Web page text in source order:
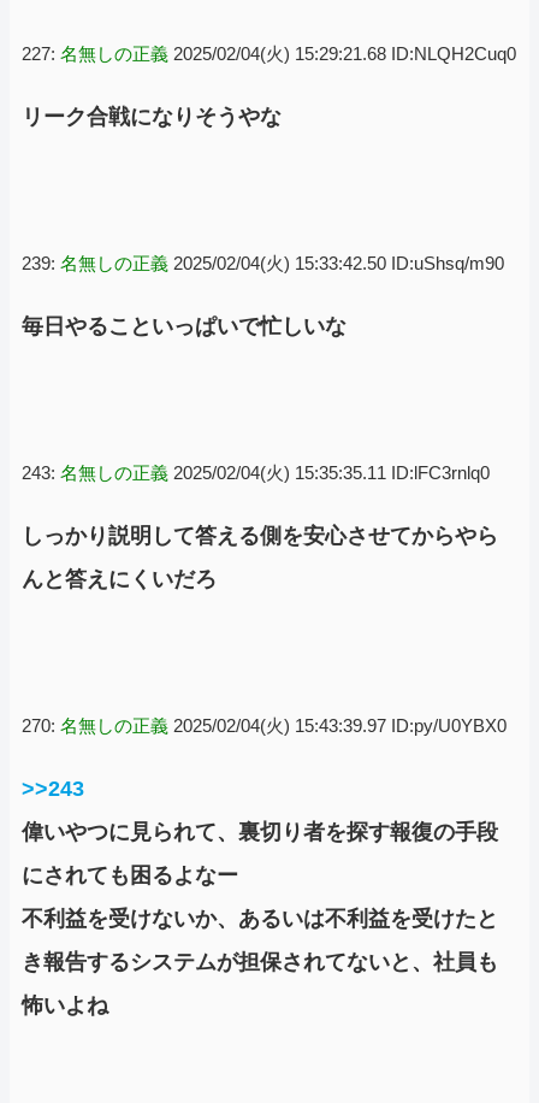
227: 名無しの正義 2025/02/04(火) 15:29:21.68 ID:NLQH2Cuq0
リーク合戦になりそうやな
239: 名無しの正義 2025/02/04(火) 15:33:42.50 ID:uShsq/m90
毎日やることいっぱいで忙しいな
243: 名無しの正義 2025/02/04(火) 15:35:35.11 ID:lFC3rnlq0
しっかり説明して答える側を安心させてからやら
んと答えにくいだろ
270: 名無しの正義 2025/02/04(火) 15:43:39.97 ID:py/U0YBX0
>>243
偉いやつに見られて、裏切り者を探す報復の手段
にされても困るよなー
不利益を受けないか、あるいは不利益を受けたと
き報告するシステムが担保されてないと、社員も
怖いよね